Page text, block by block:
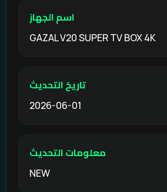
اسم الجهاز
GAZAL V20 SUPER TV BOX 4K
تاريخ التحديث
2026-06-01
معلومات التحديث
NEW